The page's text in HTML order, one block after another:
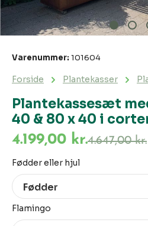
Plantekassesæt
40 & 80 x 40 i
Forside Plantekasser
Varenummer: 101604
4.199,00 kr.4.647,00 kr.
Vælg
Fødder eller hjul
Vælg
Flamingo